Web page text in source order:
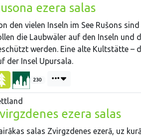
ezera salas
den vielen Inseln im See Rušons
die Laubwäler auf den Inseln und
werden. Eine alte Kultstätte –
der Insel Upursala.
230
ezera salas
salas Zvirgzdenes ezerā, uz